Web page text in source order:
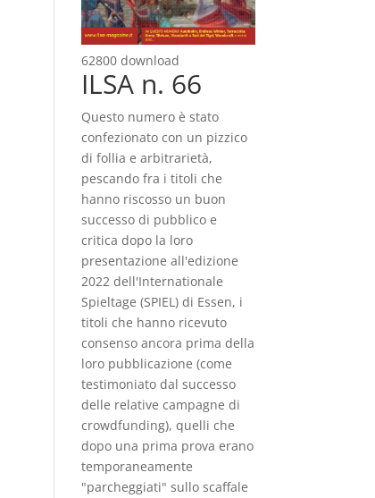
62800 download
ILSA n. 66
Questo numero è stato
confezionato con un pizzico
di follia e arbitrarietà,
pescando fra i titoli che
hanno riscosso un buon
successo di pubblico e
critica dopo la loro
presentazione all'edizione
2022 dell'Internationale
Spieltage (SPIEL) di Essen, i
titoli che hanno ricevuto
consenso ancora prima della
loro pubblicazione (come
testimoniato dal successo
delle relative campagne di
crowdfunding), quelli che
dopo una prima prova erano
temporaneamente
"parcheggiati" sullo scaﬀale